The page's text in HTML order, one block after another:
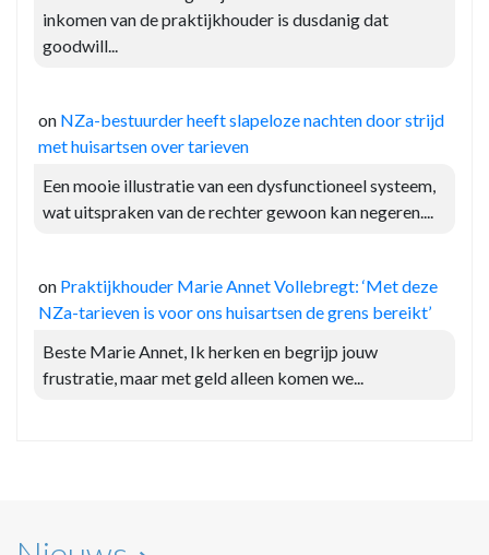
inkomen van de praktijkhouder is dusdanig dat
goodwill...
on NZa-bestuurder heeft slapeloze nachten door strijd
met huisartsen over tarieven
Een mooie illustratie van een dysfunctioneel systeem,
wat uitspraken van de rechter gewoon kan negeren....
on Praktijkhouder Marie Annet Vollebregt: ‘Met deze
NZa-tarieven is voor ons huisartsen de grens bereikt’
Beste Marie Annet, Ik herken en begrijp jouw
frustratie, maar met geld alleen komen we...